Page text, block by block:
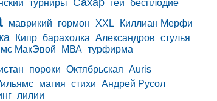
турниры Сахар геи
бесплодие
маврикий гормон XXL
Киллиан Мерфи
Кипр барахолка Александров стулья
МакЭвой МВА турфирма
пороки Октябрьская Auris
магия стихи Андрей Русол
лилии